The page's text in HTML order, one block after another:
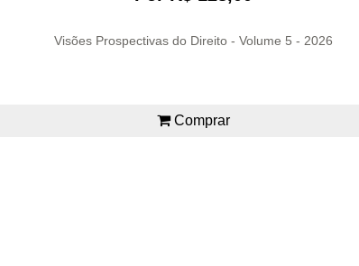
Visões Prospectivas do Direito - Volume 5 - 2026
Comprar